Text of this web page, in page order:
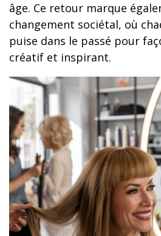
âge. Ce retour marque
changement sociétal, où
puise dans le passé pour
créatif et inspirant.